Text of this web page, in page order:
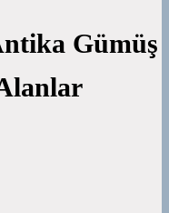
Gümüş